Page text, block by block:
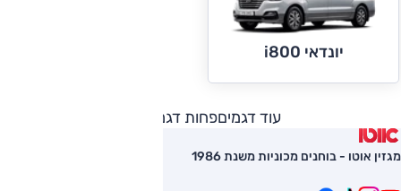
יונדאי i800
עוד דגמיםפחות דגמים
מגזין אוטו - בוחנים מכוניות משנת 1986